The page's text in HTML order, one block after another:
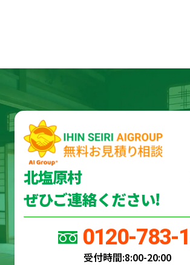
北塩原村
ぜひご連絡ください!
0120-783-
受付時間:8:00-20:00